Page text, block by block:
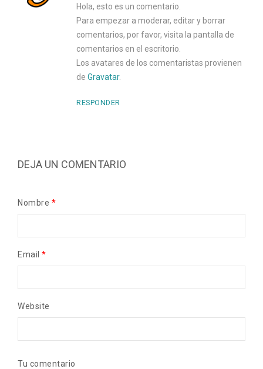
Hola, esto es un comentario.
Para empezar a moderar, editar y borrar
comentarios, por favor, visita la pantalla de
comentarios en el escritorio.
Los avatares de los comentaristas provienen
de Gravatar.
RESPONDER
DEJA UN COMENTARIO
Nombre *
Email *
Website
Tu comentario